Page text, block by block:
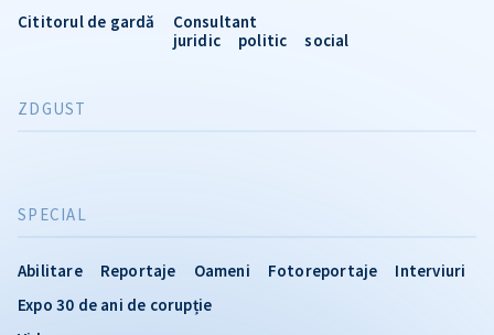
SPECIAL
Abilitare Reportaje Oameni Fotoreportaje
Interviuri
Expo 30 de ani de corupție
Cititorul de gardă
Consultant
juridic
politic social
ZDGUST